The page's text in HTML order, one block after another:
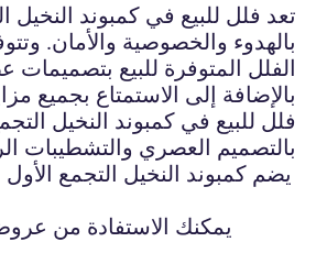
تعد فلل للبيع في كمبوند
بالهدوء والخصوصية والأمان.
الفلل المتوفرة للبيع
بالإضافة إلى الاستمتاع بجميع
فلل للبيع في كمبوند النخيل
بالتصميم العصري والتشطيبات
يضم كمبوند النخيل التجمع
يمكنك الاستفادة من